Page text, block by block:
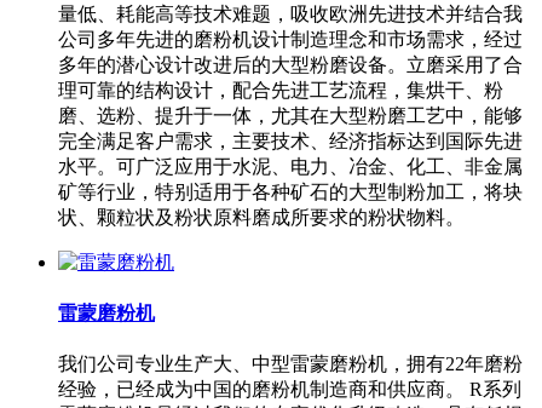
量低、耗能高等技术难题，吸收欧洲先进技术并结合我
公司多年先进的磨粉机设计制造理念和市场需求，经过
多年的潜心设计改进后的大型粉磨设备。立磨采用了合
理可靠的结构设计，配合先进工艺流程，集烘干、粉
磨、选粉、提升于一体，尤其在大型粉磨工艺中，能够
完全满足客户需求，主要技术、经济指标达到国际先进
水平。可广泛应用于水泥、电力、冶金、化工、非金属
矿等行业，特别适用于各种矿石的大型制粉加工，将块
状、颗粒状及粉状原料磨成所要求的粉状物料。
雷蒙磨粉机
我们公司专业生产大、中型雷蒙磨粉机，拥有22年磨粉
经验，已经成为中国的磨粉机制造商和供应商。 R系列